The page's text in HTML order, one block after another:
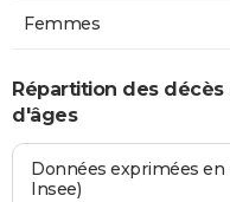
Femmes
Répartition des décès
d'âges
Données exprimées en
Insee)